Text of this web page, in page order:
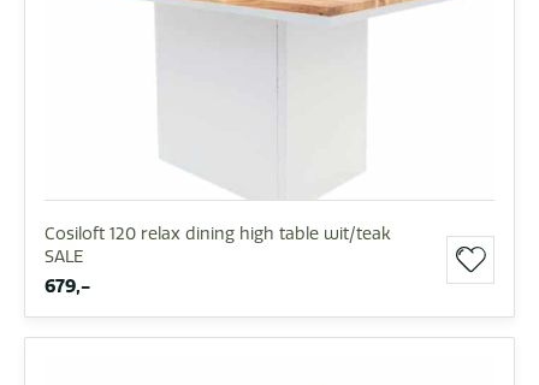
Cosiloft 120 relax dining high table wit/teak
SALE
679,-